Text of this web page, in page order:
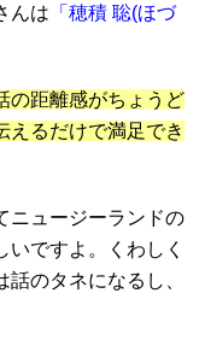
んは 「穂積 聡(ほづ
の距離感がちょうど
えるだけで満足でき
ニュージーランドの
ですよ。くわしく
のタネになるし、